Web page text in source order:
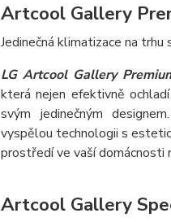
Artcool Gallery
Jedinečná klimatizace na
LG Artcool Gallery
která nejen efektivně
svým jedinečným
vyspělou technologii s
prostředí ve vaší domácnosti
Artcool Gallery